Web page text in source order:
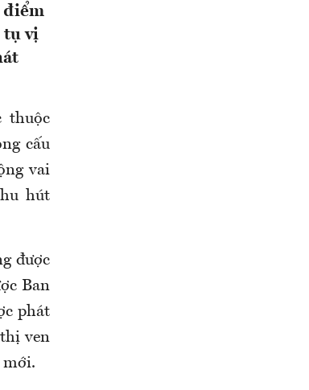
điểm
tụ vị
thuộc
cấu
vai
hút
được
Ban
phát
ven
mới.